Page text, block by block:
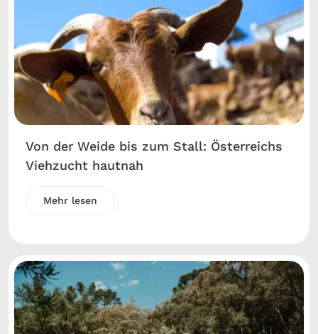
Von der Weide bis zum Stall: Österreichs
Viehzucht hautnah
Mehr lesen